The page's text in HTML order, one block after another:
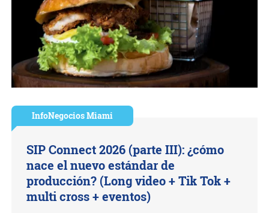
InfoNegocios Miami
SIP Connect 2026 (parte III): ¿cómo
nace el nuevo estándar de
producción? (Long video + Tik Tok +
multi cross + eventos)